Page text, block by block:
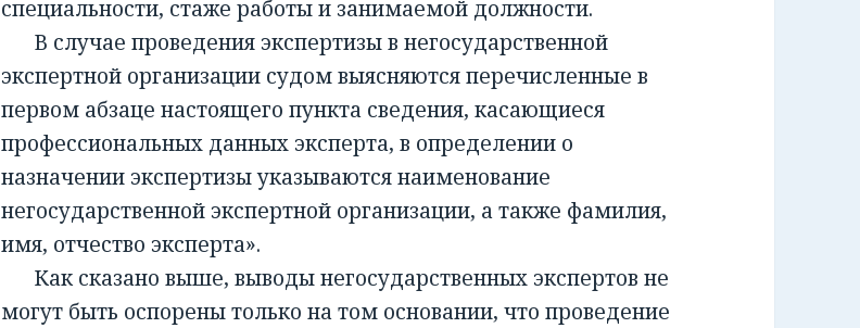
специальности, стаже работы и занимаемой должности.
В случае проведения экспертизы в негосударственной
экспертной организации судом выясняются перечисленные в
первом абзаце настоящего пункта сведения, касающиеся
профессиональных данных эксперта, в определении о
назначении экспертизы указываются наименование
негосударственной экспертной организации, а также фамилия,
имя, отчество эксперта».
Как сказано выше, выводы негосударственных экспертов не
могут быть оспорены только на том основании, что проведение